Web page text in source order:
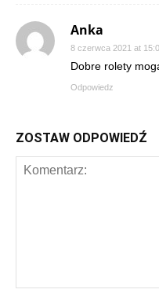
Anka
8 czerwca 2021 at
Dobre rolety
Odpowiedz
ZOSTAW ODPOWIEDŹ